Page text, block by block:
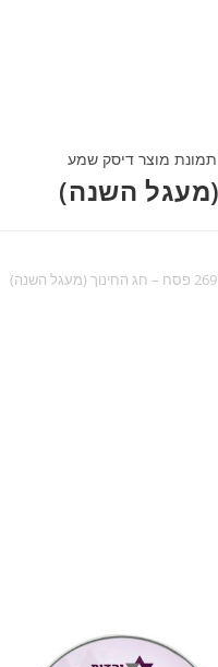
269 פסח – חג החינוך (מעגל השנה)